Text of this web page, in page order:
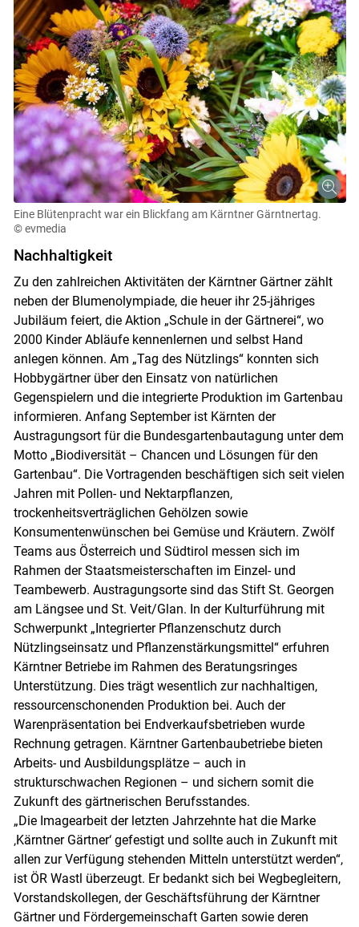
Eine Blütenpracht war ein Blickfang am Kärntner Gärntnertag.
© evmedia
Nachhaltigkeit
Zu den zahlreichen Aktivitäten der Kärntner Gärtner zählt
neben der Blumenolympiade, die heuer ihr 25-jähriges
Jubiläum feiert, die Aktion „Schule in der Gärtnerei“, wo
2000 Kinder Abläufe kennenlernen und selbst Hand
anlegen können. Am „Tag des Nützlings“ konnten sich
Hobbygärtner über den Einsatz von natürlichen
Gegenspielern und die integrierte Produktion im Gartenbau
informieren. Anfang September ist Kärnten der
Austragungsort für die Bundesgartenbautagung unter dem
Motto „Biodiversität – Chancen und Lösungen für den
Gartenbau“. Die Vortragenden beschäftigen sich seit vielen
Jahren mit Pollen- und Nektarpflanzen,
trockenheitsverträglichen Gehölzen sowie
Konsumentenwünschen bei Gemüse und Kräutern. Zwölf
Teams aus Österreich und Südtirol messen sich im
Rahmen der Staatsmeisterschaften im Einzel- und
Teambewerb. Austragungsorte sind das Stift St. Georgen
am Längsee und St. Veit/​Glan. In der Kulturführung mit
Schwerpunkt „Integrierter Pflanzenschutz durch
Nützlingseinsatz und Pflanzenstärkungsmittel“ erfuhren
Kärntner Betriebe im Rahmen des Beratungsringes
Unterstützung. Dies trägt wesentlich zur nachhaltigen,
ressourcenschonenden Produktion bei. Auch der
Warenpräsentation bei Endverkaufsbetrieben wurde
Rechnung getragen. Kärntner Gartenbaubetriebe bieten
Arbeits- und Ausbildungsplätze – auch in
strukturschwachen Regionen – und sichern somit die
Zukunft des gärtnerischen Berufsstandes.
„Die Imagearbeit der letzten Jahrzehnte hat die Marke
‚Kärntner Gärtner‘ gefestigt und sollte auch in Zukunft mit
allen zur Verfügung stehenden Mitteln unterstützt werden“,
ist ÖR Wastl überzeugt. Er bedankt sich bei Wegbegleitern,
Vorstandskollegen, der Geschäftsführung der Kärntner
Gärtner und Fördergemeinschaft Garten sowie deren